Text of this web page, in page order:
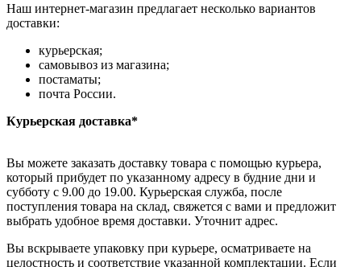
Наш интернет-магазин предлагает несколько вариантов
доставки:
курьерская;
самовывоз из магазина;
постаматы;
почта России.
Курьерская доставка*
Вы можете заказать доставку товара с помощью курьера,
который прибудет по указанному адресу в будние дни и
субботу с 9.00 до 19.00. Курьерская служба, после
поступления товара на склад, свяжется с вами и предложит
выбрать удобное время доставки. Уточнит адрес.
Вы вскрываете упаковку при курьере, осматриваете на
целостность и соответствие указанной комплектации. Если